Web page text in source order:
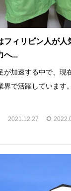
フィリピン人が人
へ...
が加速する中で、現
界で活躍しています
2021.12.27